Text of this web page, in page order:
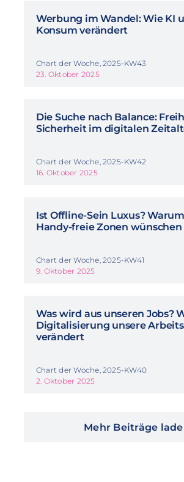
Werbung im Wandel: Wie KI
Konsum verändert
Chart der Woche, 2025-KW43
23. Oktober 2025
Die Suche nach Balance:
Sicherheit im digitalen
Chart der Woche, 2025-KW42
16. Oktober 2025
Ist Offline-Sein Luxus?
Handy-freie Zonen wünschen
Chart der Woche, 2025-KW41
9. Oktober 2025
Was wird aus unseren Jobs?
Digitalisierung unsere
verändert
Chart der Woche, 2025-KW40
2. Oktober 2025
Mehr Beiträge